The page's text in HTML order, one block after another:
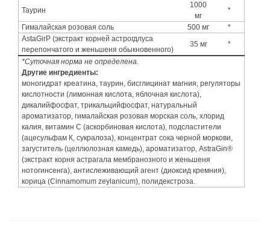
Таурин
1000
мг
*
Гималайская розовая соль
500 мг
*
AstaGirP (экстракт корней астрогдлуса
перепончатого и женьшеня обыкновенного)
35 мг *
*Суточная норма не определена.
Другие ингредиенты:
моногидрат креатина, таурин, бисглицинат магния, регуляторы
кислотности (лимонная кислота, яблочная кислота),
дикалийфосфат, трикальцийфосфат, натуральный
ароматизатор, гималайская розовая морская соль, хлорид
калия, витамин C (аскорбиновая кислота), подсластители
(ацесульфам К, сукралоза), концентрат сока черной моркови,
загуститель (целлюлозная камедь), ароматизатор, AstraGin®
(экстракт корня астрагала мембранозного и женьшеня
нотогинсенга), антислеживающий агент (диоксид кремния),
корица (Cinnamomum zeylanicum), полидекстроза.